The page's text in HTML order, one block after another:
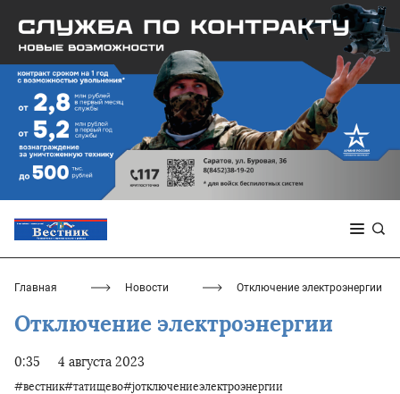
Главная Новости Отключение электроэнергии
Отключение электроэнергии
0:35 4 августа 2023
#вестник#татищево#jотключениеэлектроэнергии